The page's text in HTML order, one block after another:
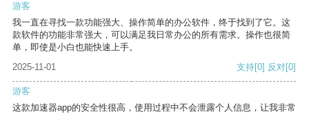
游客
我一直在寻找一款功能强大、操作简单的办公软件，终于找到了它。这
款软件的功能非常强大，可以满足我日常办公的所有需求。操作也很简
单，即使是小白也能快速上手。
2025-11-01
支持[0] 反对[0]
游客
这款加速器app的安全性很高，使用过程中不会泄露个人信息，让我非常